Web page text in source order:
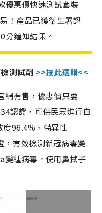
優惠價快速測試套裝
！產品已獲衛生署認
分鐘知結果。
測試劑 >>按此選購<<
網有售，優惠價只要
認證，可供民眾進行自
96.4%、特異性
，有效檢測新冠病毒變
種病毒。使用鼻拭子